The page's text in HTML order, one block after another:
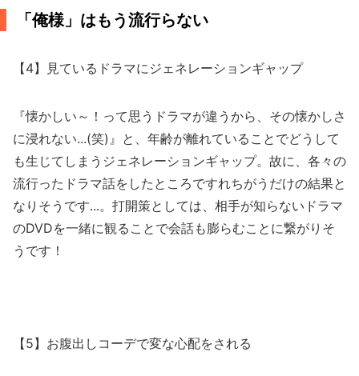
「俺様」はもう流行らない
【4】見ているドラマにジェネレーションギャップ
『懐かしい～！って思うドラマが違うから、その懐かしさ
に浸れない...(笑)』と、年齢が離れていることでどうして
も生じてしまうジェネレーションギャップ。故に、各々の
流行ったドラマ話をしたところですれちがうだけの結果と
なりそうです...。打開策としては、相手が知らないドラマ
のDVDを一緒に観ることで会話も膨らむことに繋がりそ
うです！
【5】お腹出しコーデで変な心配をされる